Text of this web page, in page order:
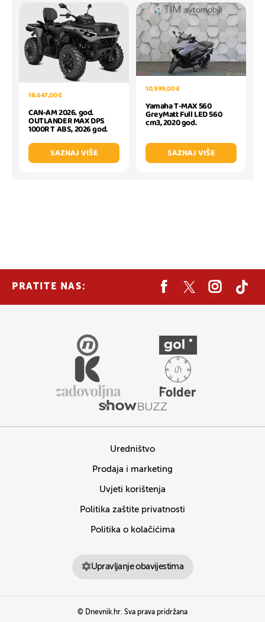
18.647,00 €
CAN-AM 2026. god.
OUTLANDER MAX DPS
1000R T ABS, 2026 god.
SAZNAJ VIŠE
10.999,00 €
Yamaha T-MAX 560
GreyMatt Full LED 560
cm3, 2020 god.
SAZNAJ VIŠE
PRATITE NAS:
Uredništvo
Prodaja i marketing
Uvjeti korištenja
Politika zaštite privatnosti
Politika o kolačićima
Upravljanje obavijestima
© Dnevnik.hr. Sva prava pridržana